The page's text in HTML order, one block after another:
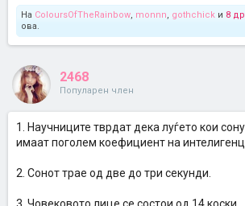
На ColoursOfTheRainbow, monnn, gothchick и 8
ова.
2468
Популарен член
1. Научниците тврдат дека луѓето кои
имаат поголем коефициент на
2. Сонот трае од две до три секунди.